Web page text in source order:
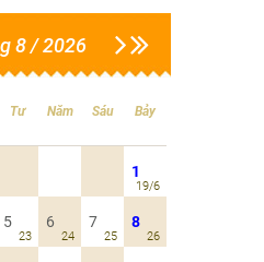
8 / 2026
Tư Năm Sáu Bảy
1
19/6
5
23
6
24
7
25
8
26